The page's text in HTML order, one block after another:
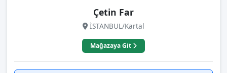
Çetin Far
İSTANBUL/Kartal
Mağazaya Git